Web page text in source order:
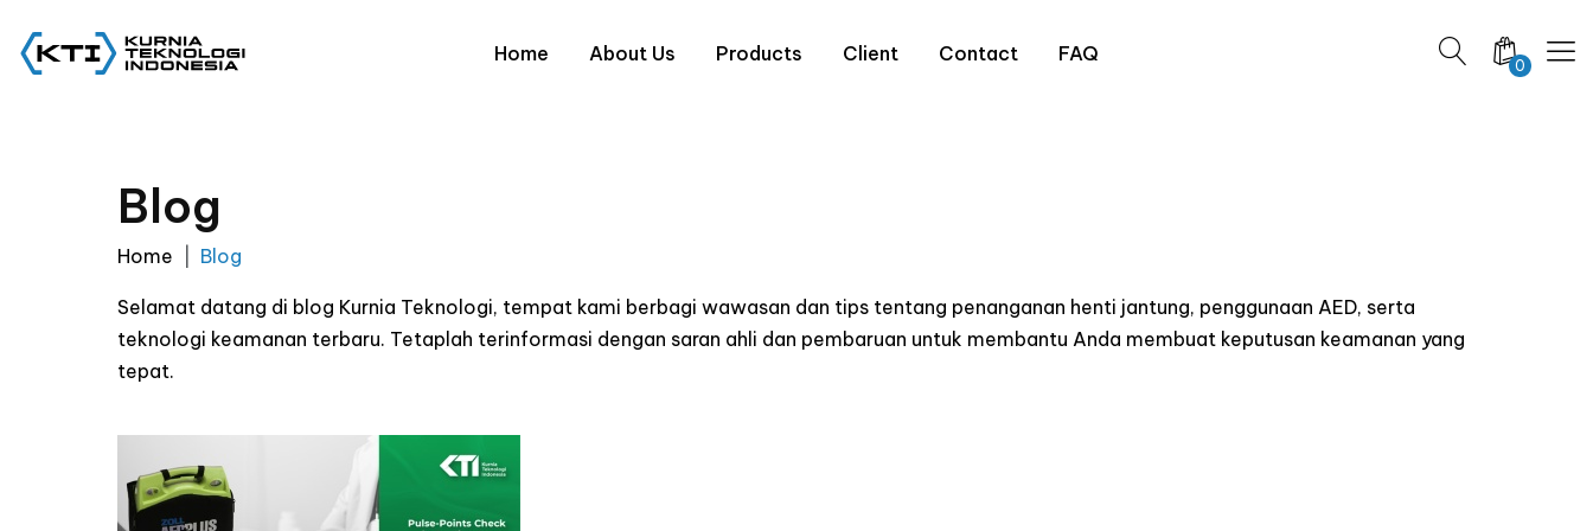
Home About Us Products Client Contact FAQ 0
Blog
Home Blog
Selamat datang di blog Kurnia Teknologi, tempat kami berbagi wawasan dan tips tentang penanganan henti jantung, penggunaan AED, serta
teknologi keamanan terbaru. Tetaplah terinformasi dengan saran ahli dan pembaruan untuk membantu Anda membuat keputusan keamanan yang
tepat.